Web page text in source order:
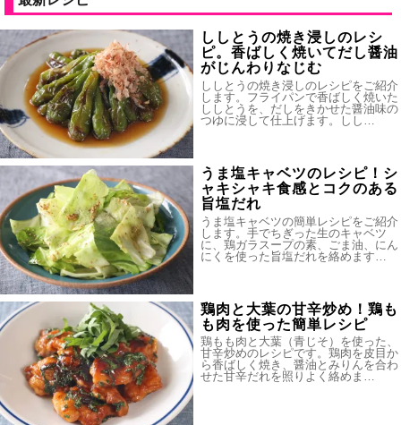
ししとうの焼き浸しのレシ
ピ。香ばしく焼いてだし醤油
がじんわりなじむ
ししとうの焼き浸しのレシピをご紹介
します。フライパンで香ばしく焼いた
ししとうを、だしをきかせた醤油味の
つゆに浸して仕上げます。しし…
うま塩キャベツのレシピ！シ
ャキシャキ食感とコクのある
旨塩だれ
うま塩キャベツの簡単レシピをご紹介
します。手でちぎった生のキャベツ
に、鶏ガラスープの素、ごま油、にん
にくを使った旨塩だれを絡めます…
鶏肉と大葉の甘辛炒め！鶏も
も肉を使った簡単レシピ
鶏もも肉と大葉（青じそ）を使った、
甘辛炒めのレシピです。鶏肉を皮目か
ら香ばしく焼き、醤油とみりんを合わ
せた甘辛だれを照りよく絡めま…